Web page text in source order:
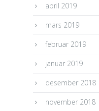
april 2019
mars 2019
februar 2019
januar 2019
desember 2018
november 2018